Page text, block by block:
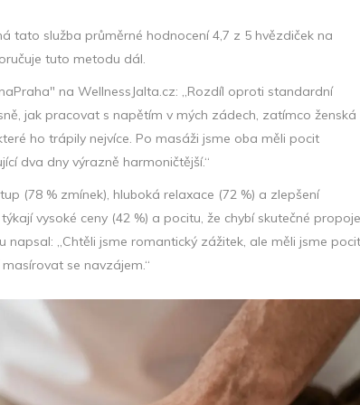
tato služba průměrné hodnocení 4,7 z 5 hvězdiček na
tuto metodu dál.
na WellnessJalta.cz: „Rozdíl oproti standardní
jak pracovat s napětím v mých zádech, zatímco ženská
ho trápily nejvíce. Po masáži jsme oba měli pocit
dva dny výrazně harmoničtější.“
(78 % zmínek), hluboká relaxace (72 %) a zlepšení
vysoké ceny (42 %) a pocitu, že chybí skutečné
napsal: „Chtěli jsme romantický zážitek, ale měli jsme
se navzájem.“